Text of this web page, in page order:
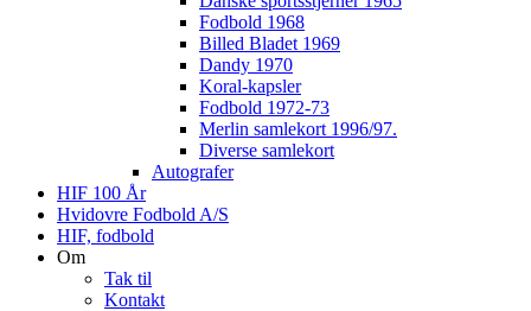
Fodbold 1968
Billed Bladet 1969
Dandy 1970
Koral-kapsler
Fodbold 1972-73
Merlin samlekort 1996/97.
Diverse samlekort
Autografer
HIF 100 År
Hvidovre Fodbold A/S
HIF, fodbold
Om
Tak til
Kontakt